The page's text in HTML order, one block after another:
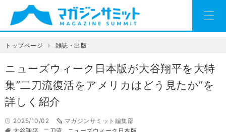
トップページ 雑誌・出版
ニューズウィーク日本版が大谷翔平を大特
集”二刀流復活をアメリカはどう見たか”を
詳しく紹介
2025/10/02
マガジンサミット編集部